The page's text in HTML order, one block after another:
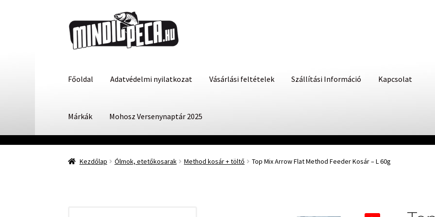
a
navigációhoz
a
tartalomba
Főoldal Adatvédelmi nyilatkozat Vásárlási feltételek Szállítási Információ Kapcsolat
Márkák Mohosz Versenynaptár 2025
Kezdőlap Ólmok, etetőkosarak Method kosár + töltő Top Mix Arrow Flat Method Feeder Kosár – L 60g